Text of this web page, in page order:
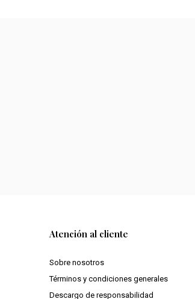
Atención al cliente
Sobre nosotros
Términos y condiciones generales
Descargo de responsabilidad